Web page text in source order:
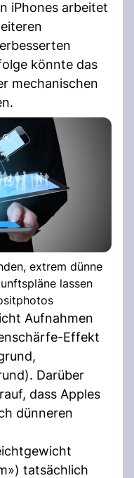
iPhones arbeitet
könnte das
mechanischen
extrem dünne
lassen
Aufnahmen
Effekt
Darüber
dass Apples
dünneren
tatsächlich